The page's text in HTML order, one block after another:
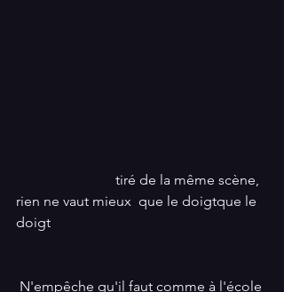
rien ne vaut mieux  que le doigtque le
doigt
N'empêche qu'il faut comme à l'école